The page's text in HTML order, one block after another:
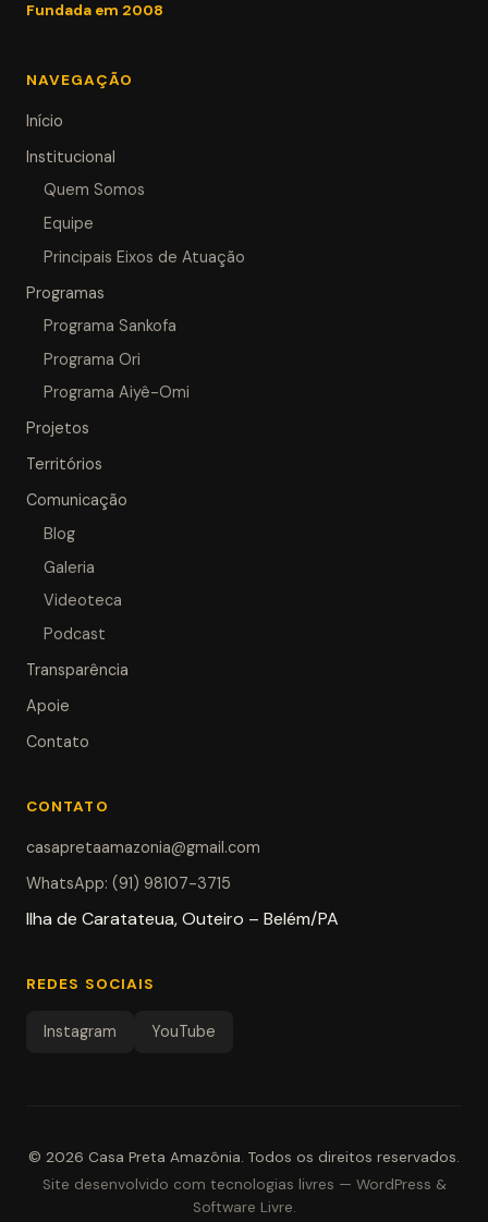
Fundada em 2008
NAVEGAÇÃO
Início
Institucional
Quem Somos
Equipe
Principais Eixos de Atuação
Programas
Programa Sankofa
Programa Ori
Programa Aiyê-Omi
Projetos
Territórios
Comunicação
Blog
Galeria
Videoteca
Podcast
Transparência
Apoie
Contato
CONTATO
casapretaamazonia@gmail.com
WhatsApp: (91) 98107-3715
Ilha de Caratateua, Outeiro – Belém/PA
REDES SOCIAIS
Instagram YouTube
© 2026 Casa Preta Amazônia. Todos os direitos reservados.
Site desenvolvido com tecnologias livres — WordPress &
Software Livre.